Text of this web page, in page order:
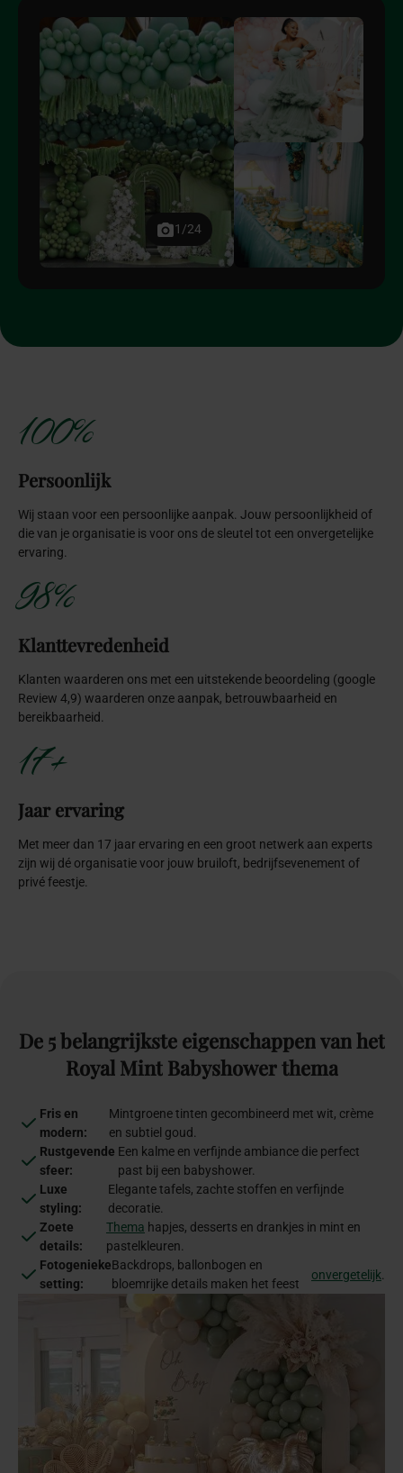
1/24
100%
Persoonlijk
Wij staan voor een persoonlijke aanpak. Jouw persoonlijkheid of
die van je organisatie is voor ons de sleutel tot een onvergetelijke
ervaring.
98%
Klanttevredenheid
Klanten waarderen ons met een uitstekende beoordeling (google
Review 4,9) waarderen onze aanpak, betrouwbaarheid en
bereikbaarheid.
17+
Jaar ervaring
Met meer dan 17 jaar ervaring en een groot netwerk aan experts
zijn wij dé organisatie voor jouw bruiloft, bedrijfsevenement of
privé feestje.
De 5belangrijkste eigenschappenvanhet
Royal Mint Babyshowerthema
Fris en
modern:
Mintgroene tinten gecombineerd met wit, crème
en subtiel goud.
Rustgevende
sfeer:
Een kalme en verfijnde ambiance die perfect
past bij een babyshower.
Luxe
styling:
Elegante tafels, zachte stoffen en verfijnde
decoratie.
Zoete
details:
Thema hapjes, desserts en drankjes in mint en
pastelkleuren.
Fotogenieke
setting:
Backdrops, ballonbogen en
bloemrijke details maken het feest
onvergetelijk